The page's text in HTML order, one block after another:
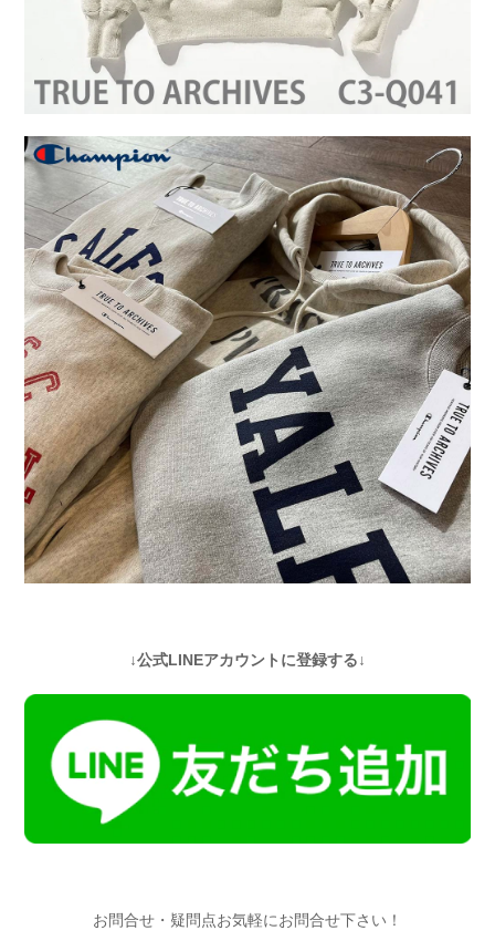
↓公式LINEアカウントに登録する↓
お問合せ・疑問点お気軽にお問合せ下さい！